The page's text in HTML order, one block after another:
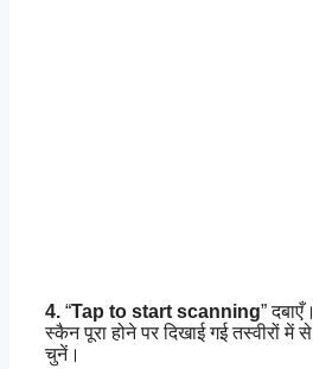
4. “Tap to start scanning” दबाएँ।
स्कैन पूरा होने पर दिखाई गई तस्वीरों में से
चुनें।